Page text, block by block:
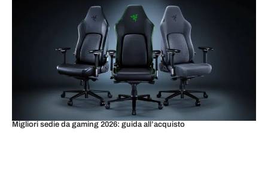
Migliori sedie da gaming 2026: guida all’acquisto